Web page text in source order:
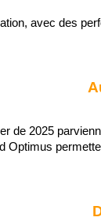
avec des
de 2025
Optimus